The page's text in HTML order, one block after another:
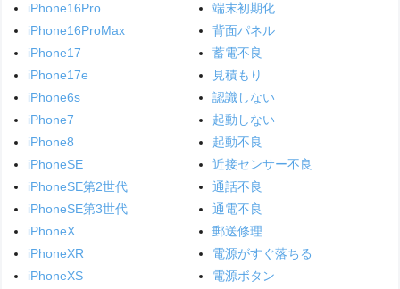
iPhone16Pro
iPhone16ProMax
iPhone17
iPhone17e
iPhone6s
iPhone7
iPhone8
iPhoneSE
iPhoneSE第2世代
iPhoneSE第3世代
iPhoneX
iPhoneXR
iPhoneXS
端末初期化
背面パネル
蓄電不良
見積もり
認識しない
起動しない
起動不良
近接センサー不良
通話不良
通電不良
郵送修理
電源がすぐ落ちる
電源ボタン